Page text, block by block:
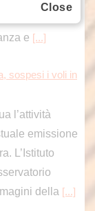
e [...]
sospesi i voli in
l’attività
emissione
L’Istituto
della [...]
Close